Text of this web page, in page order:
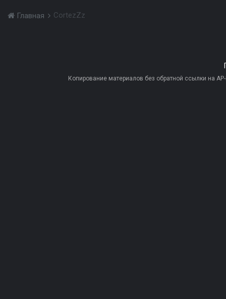
Главная CortezZz
Копирование материалов без обратной ссылки на